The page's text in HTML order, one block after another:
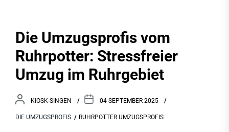
Die Umzugsprofis vom
Ruhrpotter: Stressfreier
Umzug im Ruhrgebiet
KIOSK-SINGEN 04 SEPTEMBER 2025
DIE UMZUGSPROFIS RUHRPOTTER UMZUGSPROFIS